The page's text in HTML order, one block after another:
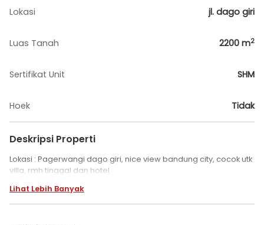
Lokasi jl. dago giri
Luas Tanah 2200 m2
Sertifikat Unit SHM
Hoek Tidak
Deskripsi Properti
Lokasi : Pagerwangi dago giri, nice view bandung city, cocok utk
villa, rmh tinggal dan hotel
Lihat Lebih Banyak